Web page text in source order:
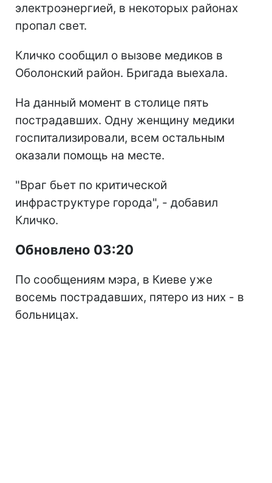
электроэнергией, в некоторых районах
пропал свет.
Кличко сообщил о вызове медиков в
Оболонский район. Бригада выехала.
На данный момент в столице пять
пострадавших. Одну женщину медики
госпитализировали, всем остальным
оказали помощь на месте.
"Враг бьет по критической
инфраструктуре города", - добавил
Кличко.
Обновлено 03:20
По сообщениям мэра, в Киеве уже
восемь пострадавших, пятеро из них - в
больницах.